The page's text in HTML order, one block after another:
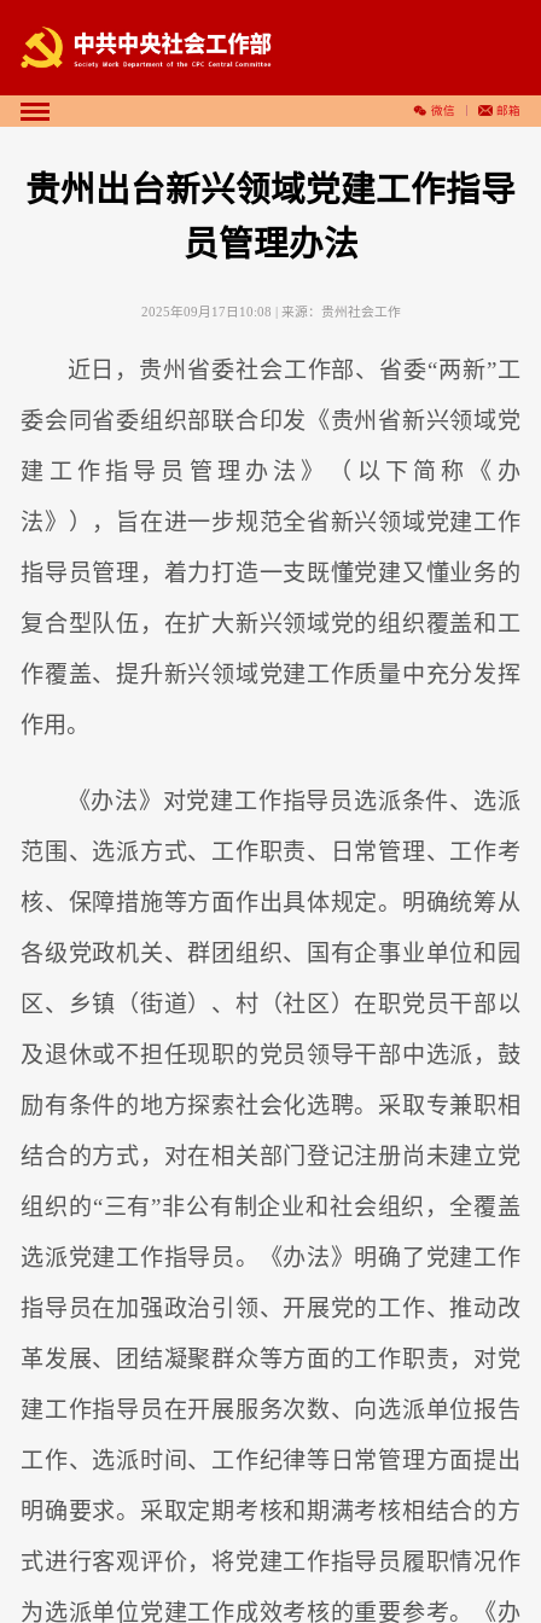
微信 邮箱
贵州出台新兴领域党建工作指导
员管理办法
2025年09月17日10:08 | 来源： 贵州社会工作
近日，贵州省委社会工作部、省委“两新”工
委会同省委组织部联合印发《贵州省新兴领域党
建工作指导员管理办法》（以下简称《办
法》），旨在进一步规范全省新兴领域党建工作
指导员管理，着力打造一支既懂党建又懂业务的
复合型队伍，在扩大新兴领域党的组织覆盖和工
作覆盖、提升新兴领域党建工作质量中充分发挥
作用。
《办法》对党建工作指导员选派条件、选派
范围、选派方式、工作职责、日常管理、工作考
核、保障措施等方面作出具体规定。明确统筹从
各级党政机关、群团组织、国有企事业单位和园
区、乡镇（街道）、村（社区）在职党员干部以
及退休或不担任现职的党员领导干部中选派，鼓
励有条件的地方探索社会化选聘。采取专兼职相
结合的方式，对在相关部门登记注册尚未建立党
组织的“三有”非公有制企业和社会组织，全覆盖
选派党建工作指导员。《办法》明确了党建工作
指导员在加强政治引领、开展党的工作、推动改
革发展、团结凝聚群众等方面的工作职责，对党
建工作指导员在开展服务次数、向选派单位报告
工作、选派时间、工作纪律等日常管理方面提出
明确要求。采取定期考核和期满考核相结合的方
式进行客观评价，将党建工作指导员履职情况作
为选派单位党建工作成效考核的重要参考。《办